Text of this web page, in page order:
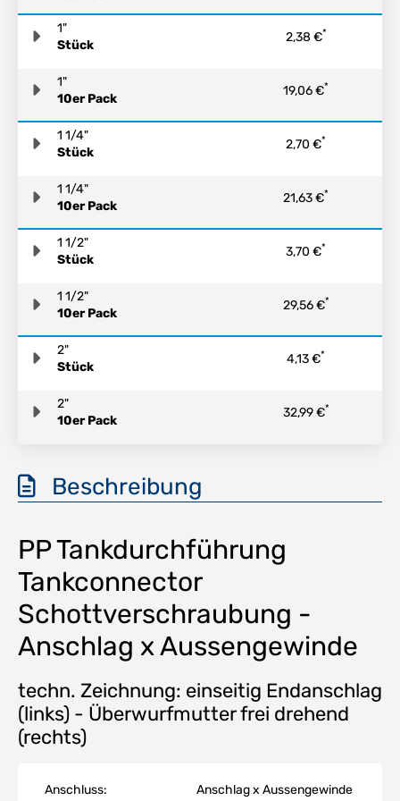
1"
Stück
2,38 €*
1"
10er Pack
19,06 €*
1 1/4"
Stück
2,70 €*
1 1/4"
10er Pack
21,63 €*
1 1/2"
Stück
3,70 €*
1 1/2"
10er Pack
29,56 €*
2"
Stück
4,13 €*
2"
10er Pack
32,99 €*
Beschreibung
PP Tankdurchführung
Tankconnector
Schottverschraubung -
Anschlag x Aussengewinde
techn. Zeichnung: einseitig Endanschlag
(links) - Überwurfmutter frei drehend
(rechts)
Anschluss: Anschlag x Aussengewinde